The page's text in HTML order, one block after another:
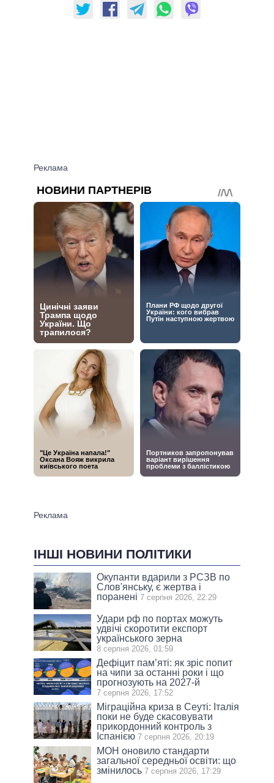
ІНШІ НОВИНИ ПОЛІТИКИ
Окупанти вдарили з РСЗВ по
Слов'янську, є жертва і
поранені 7 серпня 2026, 22:29
Удари рф по портах можуть
удвічі скоротити експорт
українського зерна
8 серпня 2026, 01:59
Дефіцит пам’яті: як зріс попит
на чипи за останні роки і що
прогнозують на 2027-й
7 серпня 2026, 17:52
Міграційна криза в Сеуті: Італія
поки не буде скасовувати
прикордонний контроль з
Іспанією 7 серпня 2026, 20:19
МОН оновило стандарти
загальної середньої освіти: що
змінилось 7 серпня 2026, 17:29